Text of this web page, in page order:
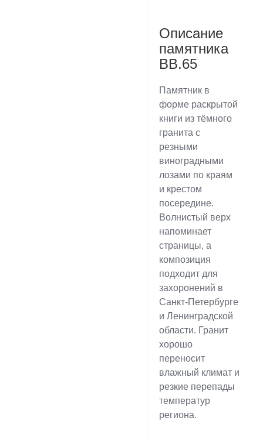
Описание
памятника
BB.65
Памятник в
форме раскрытой
книги из тёмного
гранита с
резными
виноградными
лозами по краям
и крестом
посередине.
Волнистый верх
напоминает
страницы, а
композиция
подходит для
захоронений в
Санкт-Петербурге
и Ленинградской
области. Гранит
хорошо
переносит
влажный климат и
резкие перепады
температур
региона.